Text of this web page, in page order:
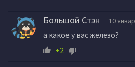
Большой Стэн 10
а какое у вас железо?
+2